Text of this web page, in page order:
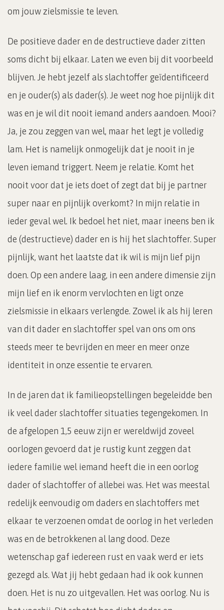
om jouw zielsmissie te leven.
De positieve dader en de destructieve dader zitten
soms dicht bij elkaar. Laten we even bij dit voorbeeld
blijven. Je hebt jezelf als slachtoffer geïdentificeerd
en je ouder(s) als dader(s). Je weet nog hoe pijnlijk dit
was en je wil dit nooit iemand anders aandoen. Mooi?
Ja, je zou zeggen van wel, maar het legt je volledig
lam. Het is namelijk onmogelijk dat je nooit in je
leven iemand triggert. Neem je relatie. Komt het
nooit voor dat je iets doet of zegt dat bij je partner
super naar en pijnlijk overkomt? In mijn relatie in
ieder geval wel. Ik bedoel het niet, maar ineens ben ik
de (destructieve) dader en is hij het slachtoffer. Super
pijnlijk, want het laatste dat ik wil is mijn lief pijn
doen. Op een andere laag, in een andere dimensie zijn
mijn lief en ik enorm vervlochten en ligt onze
zielsmissie in elkaars verlengde. Zowel ik als hij leren
van dit dader en slachtoffer spel van ons om ons
steeds meer te bevrijden en meer en meer onze
identiteit in onze essentie te ervaren.
In de jaren dat ik familieopstellingen begeleidde ben
ik veel dader slachtoffer situaties tegengekomen. In
de afgelopen 1,5 eeuw zijn er wereldwijd zoveel
oorlogen gevoerd dat je rustig kunt zeggen dat
iedere familie wel iemand heeft die in een oorlog
dader of slachtoffer of allebei was. Het was meestal
redelijk eenvoudig om daders en slachtoffers met
elkaar te verzoenen omdat de oorlog in het verleden
was en de betrokkenen al lang dood. Deze
wetenschap gaf iedereen rust en vaak werd er iets
gezegd als. Wat jij hebt gedaan had ik ook kunnen
doen. Het is nu zo uitgevallen. Het was oorlog. Nu is